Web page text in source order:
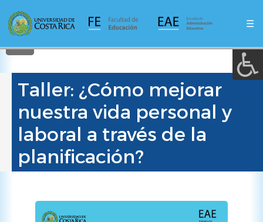
contenido
principal
☰
Taller: ¿Cómo mejorar
nuestra vida personal y
laboral a través de la
planificación?